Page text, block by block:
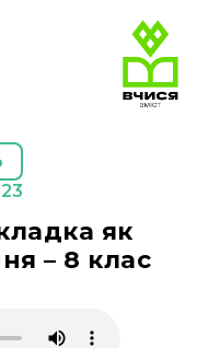
як
– 8 клас